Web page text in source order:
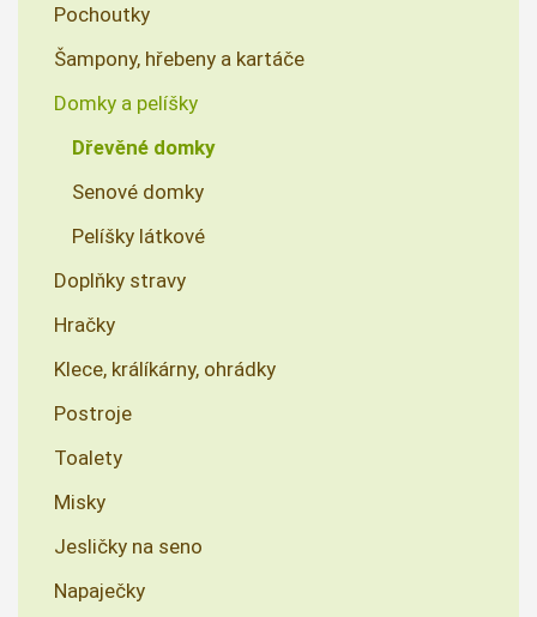
Pochoutky
Šampony, hřebeny a kartáče
Domky a pelíšky
Dřevěné domky
Senové domky
Pelíšky látkové
Doplňky stravy
Hračky
Klece, králíkárny, ohrádky
Postroje
Toalety
Misky
Jesličky na seno
Napaječky